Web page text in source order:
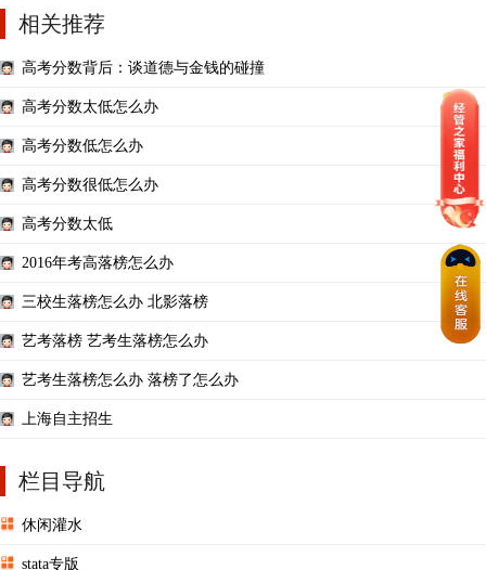
相关推荐
高考分数背后：谈道德与金钱的碰撞
高考分数太低怎么办
高考分数低怎么办
高考分数很低怎么办
高考分数太低
2016年考高落榜怎么办
三校生落榜怎么办 北影落榜
艺考落榜 艺考生落榜怎么办
艺考生落榜怎么办 落榜了怎么办
上海自主招生
栏目导航
休闲灌水
stata专版